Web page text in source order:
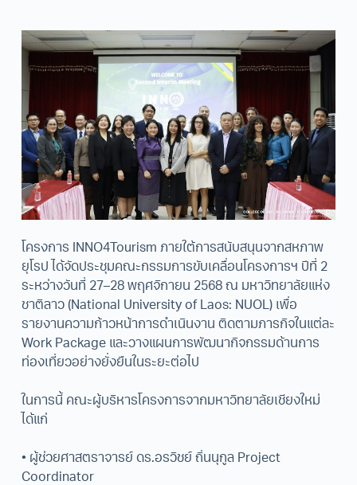
โครงการ INNO4Tourism ภายใต้การสนับสนุนจากสหภาพ
ยุโรป ได้จัดประชุมคณะกรรมการขับเคลื่อนโครงการฯ ปีที่ 2
ระหว่างวันที่ 27–28 พฤศจิกายน 2568 ณ มหาวิทยาลัยแห่ง
ชาติลาว (National University of Laos: NUOL) เพื่อ
รายงานความก้าวหน้าการดำเนินงาน ติดตามภารกิจในแต่ละ
Work Package และวางแผนการพัฒนากิจกรรมด้านการ
ท่องเที่ยวอย่างยั่งยืนในระยะต่อไป
ในการนี้ คณะผู้บริหารโครงการจากมหาวิทยาลัยเชียงใหม่
ได้แก่
• ผู้ช่วยศาสตราจารย์ ดร.อรวิชย์ ถิ่นนุกูล Project
Coordinator